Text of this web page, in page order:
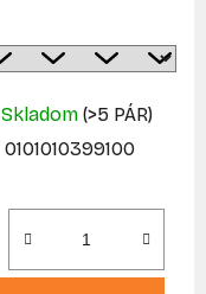
Skladom (>5 PÁR)
0101010399100